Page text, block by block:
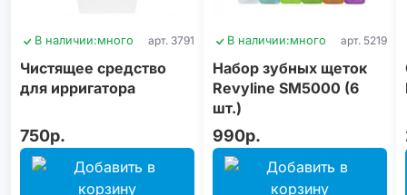
В наличии:много арт. 3791
Чистящее средство
для ирригатора
750р.
В наличии:много арт. 5219
Набор зубных щеток
Revyline SM5000 (6
шт.)
990р.